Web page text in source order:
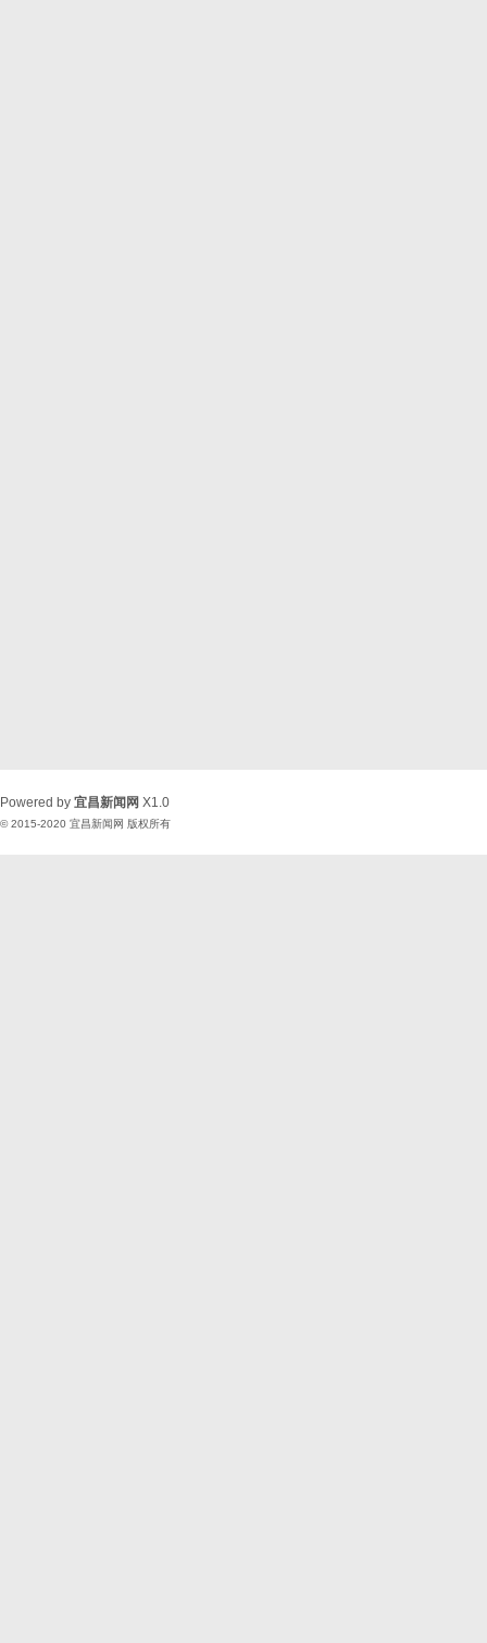
Powered by 宜昌新闻网 X1.0
© 2015-2020 宜昌新闻网 版权所有